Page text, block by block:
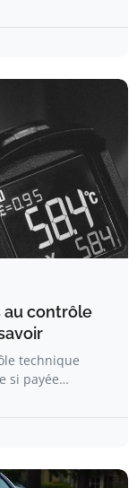
au contrôle
technique
si payée…